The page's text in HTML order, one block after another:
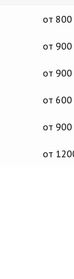
от 800
от 900
от 900
от 600
от 900
от